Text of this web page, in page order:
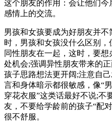
这个朋友的作用：会让他们
感情上的交流。
男孩和女孩要成为好朋友并
时，男孩和女孩没什么区别
同性朋友在一起，这时，要
处机会;强调异性朋友带来的
孩子思路想法更开阔;注意自
言和身体暗示都很敏感，像“
穿花衣服”这类话最好不说;不
友，不要给学龄前的孩子“配
很不舒服。